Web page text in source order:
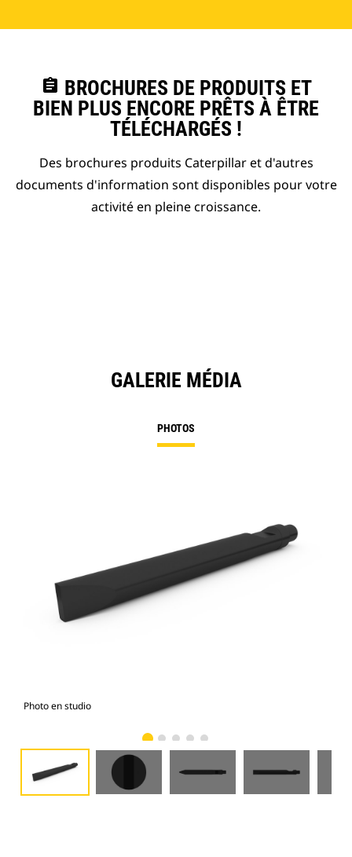
assignment BROCHURES DE PRODUITS ET
BIEN PLUS ENCORE PRÊTS À ÊTRE
TÉLÉCHARGÉS !
Des brochures produits Caterpillar et d'autres
documents d'information sont disponibles pour votre
activité en pleine croissance.
GALERIE MÉDIA
PHOTOS
Photo en studio